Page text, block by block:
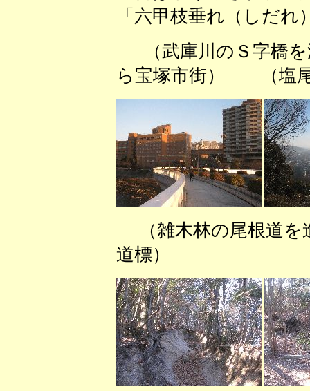
「六甲枝垂れ（しだ
（武庫川のＳ字橋
ら宝塚市街） （塩尾
（雑木林の尾根
道標） （左